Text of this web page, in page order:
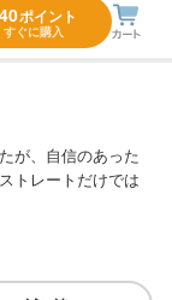
ポイント
すぐに購入
が、自信のあった
トレートだけでは